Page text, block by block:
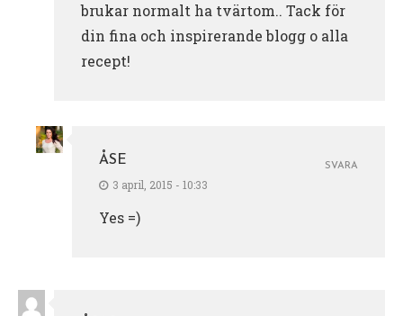
brukar normalt ha tvärtom.. Tack för
din fina och inspirerande blogg o alla
recept!
ÅSE
3 april, 2015 - 10:33
Yes =)
SVARA